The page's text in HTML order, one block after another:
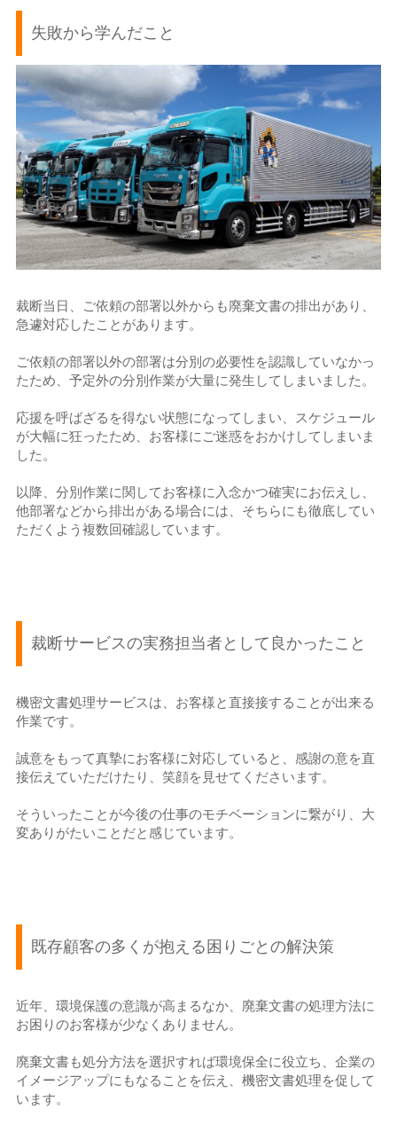
失敗から学んだこと
裁断当日、ご依頼の部署以外からも廃棄文書の排出があり、
急遽対応したことがあります。
ご依頼の部署以外の部署は分別の必要性を認識していなかっ
たため、予定外の分別作業が大量に発生してしまいました。
応援を呼ばざるを得ない状態になってしまい、スケジュール
が大幅に狂ったため、お客様にご迷惑をおかけしてしまいま
した。
以降、分別作業に関してお客様に入念かつ確実にお伝えし、
他部署などから排出がある場合には、そちらにも徹底してい
ただくよう複数回確認しています。
裁断サービスの実務担当者として良かったこと
機密文書処理サービスは、お客様と直接接することが出来る
作業です。
誠意をもって真摯にお客様に対応していると、感謝の意を直
接伝えていただけたり、笑顔を見せてくださいます。
そういったことが今後の仕事のモチベーションに繋がり、大
変ありがたいことだと感じています。
既存顧客の多くが抱える困りごとの解決策
近年、環境保護の意識が高まるなか、廃棄文書の処理方法に
お困りのお客様が少なくありません。
廃棄文書も処分方法を選択すれば環境保全に役立ち、企業の
イメージアップにもなることを伝え、機密文書処理を促して
います。